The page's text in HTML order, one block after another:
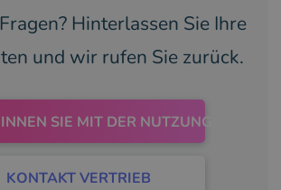
Hinterlassen Sie Ihre
und wir rufen Sie zurück.
SIE MIT DER NUTZUNG
KONTAKT VERTRIEB